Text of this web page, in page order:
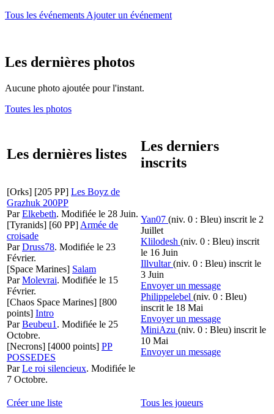
Tous les événements Ajouter un événement
Les dernières photos
Aucune photo ajoutée pour l'instant.
Toutes les photos
Les dernières listes
Les derniers
inscrits
[Orks] [205 PP] Les Boyz de
Grazhuk 200PP
ParElkebeth. Modifiée le 28 Juin.
[Tyranids] [60 PP] Armée de
croisade
ParDruss78. Modifiée le 23
Février.
[Space Marines] Salam
ParMolevrai. Modifiée le 15
Février.
[Chaos Space Marines] [800
points] Intro
ParBeubeu1 . Modifiée le 25
Octobre.
[Necrons] [4000 points] PP
POSSEDES
ParLe roi silencieux. Modifiée le
7 Octobre.
Yan07 (niv. 0 : Bleu) inscrit le 2
Juillet
Klilodesh (niv. 0 : Bleu) inscrit
le 16 Juin
Illvultar(niv. 0 : Bleu) inscrit le
3 Juin
Envoyer un message
Philippelebel (niv. 0 : Bleu)
inscrit le 18 Mai
Envoyer un message
MiniAzu (niv. 0 : Bleu) inscrit le
10 Mai
Envoyer un message
Créer une liste Tous les joueurs